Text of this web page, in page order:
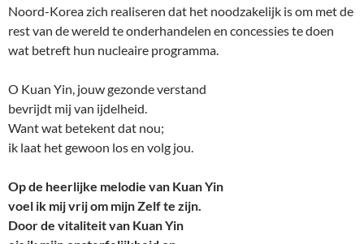
Noord-Korea zich realiseren dat het noodzakelijk is om met de
rest van de wereld te onderhandelen en concessies te doen
wat betreft hun nucleaire programma.
O Kuan Yin, jouw gezonde verstand
bevrijdt mij van ijdelheid.
Want wat betekent dat nou;
ik laat het gewoon los en volg jou.
Op de heerlijke melodie van Kuan Yin
voel ik mij vrij om mijn Zelf te zijn.
Door de vitaliteit van Kuan Yin